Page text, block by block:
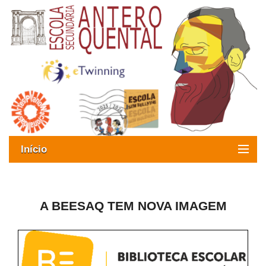
Início
Oferta formativa
ESAQ sem Bullying
A BEESAQ TEM NOVA IMAGEM